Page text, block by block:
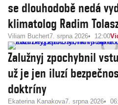
se dlouhodobě nedá
klimatolog Radim
Viliam Buchert7. srpna 2026 12:00
Zalužnyj zpochybnil
už je jen iluzí
doktríny
Ekaterina Kanakova7. srpna 2026